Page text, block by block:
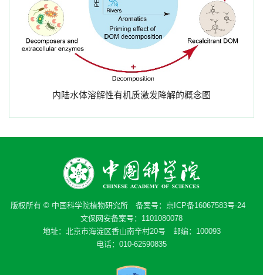
内陆水体溶解性有机质激发降解的概念图
版权所有 © 中国科学院植物研究所 备案号： 京ICP备16067583号-24
文保网安备案号：1101080078
地址：北京市海淀区香山南辛村20号 邮编：100093
电话：010-62590835